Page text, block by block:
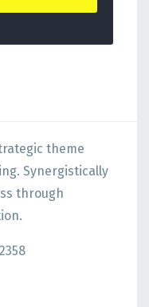
theme
Synergistically
through